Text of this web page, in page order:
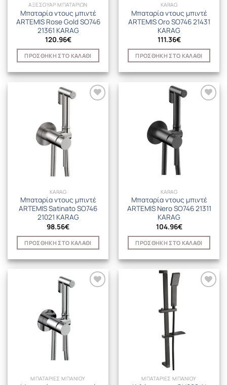
ΑΞΕΣΟΥΑΡ ΜΠΑΤΑΡΙΩΝ
Μπαταρία ντους μπιντέ
ARTEMIS Rose Gold SO746
21361 KARAG
120.96€
ΠΡΟΣΘΉΚΗ ΣΤΟ ΚΑΛΆΘΙ
KARAG
Μπαταρία ντους μπιντέ
ARTEMIS Oro SO746 21431
KARAG
111.36€
ΠΡΟΣΘΉΚΗ ΣΤΟ ΚΑΛΆΘΙ
KARAG
Μπαταρία ντους μπιντέ
ARTEMIS Satinato SO746
21021 KARAG
98.56€
ΠΡΟΣΘΉΚΗ ΣΤΟ ΚΑΛΆΘΙ
KARAG
Μπαταρία ντους μπιντέ
ARTEMIS Nero SO746 21311
KARAG
104.96€
ΠΡΟΣΘΉΚΗ ΣΤΟ ΚΑΛΆΘΙ
ΜΠΑΤΑΡΙΕΣ ΜΠΑΝΙΟΥ ΜΠΑΤΑΡΙΕΣ ΜΠΑΝΙΟΥ